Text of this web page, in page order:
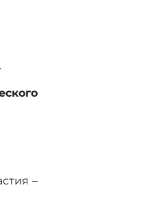
.
–